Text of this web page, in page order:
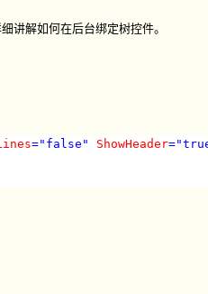
讲解如何在后台绑定树控件。
="false" ShowHeader